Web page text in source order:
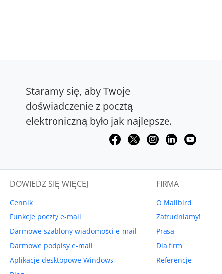
Staramy się, aby Twoje
doświadczenie z pocztą
elektroniczną było jak najlepsze.
DOWIEDZ SIĘ WIĘCEJ
Cennik
Funkcje poczty e-mail
Darmowe szablony wiadomości e-mail
Darmowe podpisy e-mail
Aplikacje desktopowe Windows
FIRMA
O Mailbird
Zatrudniamy!
Prasa
Dla firm
Referencje